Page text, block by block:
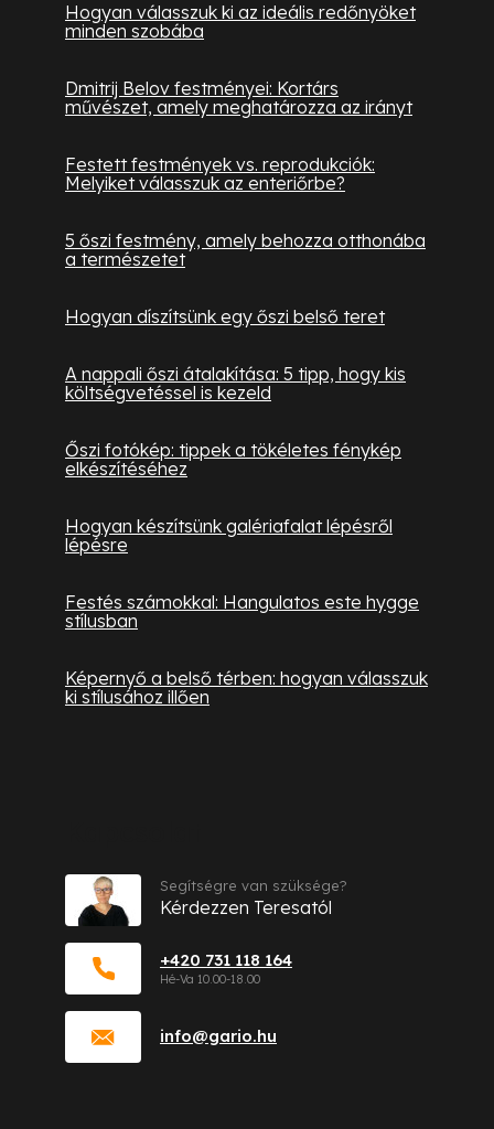
Hogyan válasszuk ki az ideális redőnyöket
minden szobába
Dmitrij Belov festményei: Kortárs
művészet, amely meghatározza az irányt
Festett festmények vs. reprodukciók:
Melyiket válasszuk az enteriőrbe?
5 őszi festmény, amely behozza otthonába
a természetet
Hogyan díszítsünk egy őszi belső teret
A nappali őszi átalakítása: 5 tipp, hogy kis
költségvetéssel is kezeld
Őszi fotókép: tippek a tökéletes fénykép
elkészítéséhez
Hogyan készítsünk galériafalat lépésről
lépésre
Festés számokkal: Hangulatos este hygge
stílusban
Képernyő a belső térben: hogyan válasszuk
ki stílusához illően
info@gario.hu
+420 731 118 164
Segítségre van szüksége?
Kérdezzen Teresatól